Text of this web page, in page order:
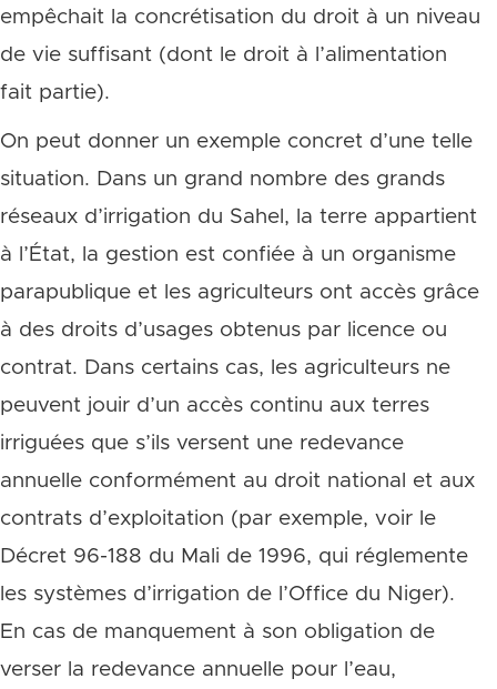
empêchait la concrétisation du droit à un niveau
de vie suffisant (dont le droit à l’alimentation
fait partie).
On peut donner un exemple concret d’une telle
situation. Dans un grand nombre des grands
réseaux d’irrigation du Sahel, la terre appartient
à l’État, la gestion est confiée à un organisme
parapublique et les agriculteurs ont accès grâce
à des droits d’usages obtenus par licence ou
contrat. Dans certains cas, les agriculteurs ne
peuvent jouir d’un accès continu aux terres
irriguées que s’ils versent une redevance
annuelle conformément au droit national et aux
contrats d’exploitation (par exemple, voir le
Décret 96-188 du Mali de 1996, qui réglemente
les systèmes d’irrigation de l’Office du Niger).
En cas de manquement à son obligation de
verser la redevance annuelle pour l’eau,